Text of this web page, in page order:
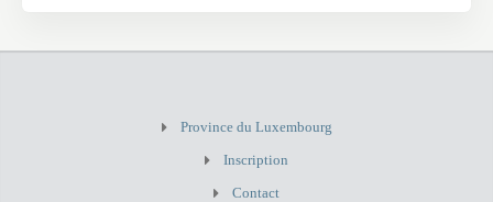
Province du Luxembourg
Inscription
Contact